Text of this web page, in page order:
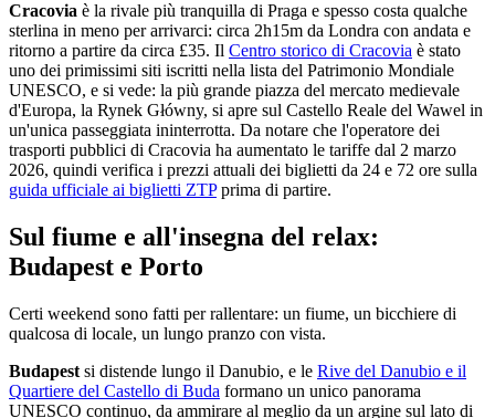
Cracovia è la rivale più tranquilla di Praga e spesso costa qualche
sterlina in meno per arrivarci: circa 2h15m da Londra con andata e
ritorno a partire da circa £35. Il Centro storico di Cracovia è stato
uno dei primissimi siti iscritti nella lista del Patrimonio Mondiale
UNESCO, e si vede: la più grande piazza del mercato medievale
d'Europa, la Rynek Główny, si apre sul Castello Reale del Wawel in
un'unica passeggiata ininterrotta. Da notare che l'operatore dei
trasporti pubblici di Cracovia ha aumentato le tariffe dal 2 marzo
2026, quindi verifica i prezzi attuali dei biglietti da 24 e 72 ore sulla
guida ufficiale ai biglietti ZTPprima di partire.
Sul fiume e all'insegna del relax:
Budapest e Porto
Certi weekend sono fatti per rallentare: un fiume, un bicchiere di
qualcosa di locale, un lungo pranzo con vista.
Budapest si distende lungo il Danubio, e le Rive del Danubio e il
Quartiere del Castello di Buda formano un unico panorama
UNESCO continuo, da ammirare al meglio da un argine sul lato di